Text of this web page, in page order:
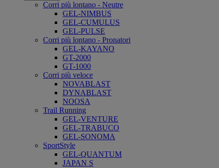
Corri più lontano - Neutre
GEL-NIMBUS
GEL-CUMULUS
GEL-PULSE
Corri più lontano - Pronatori
GEL-KAYANO
GT-2000
GT-1000
Corri più veloce
NOVABLAST
DYNABLAST
NOOSA
Trail Running
GEL-VENTURE
GEL-TRABUCO
GEL-SONOMA
SportStyle
GEL-QUANTUM
JAPAN S